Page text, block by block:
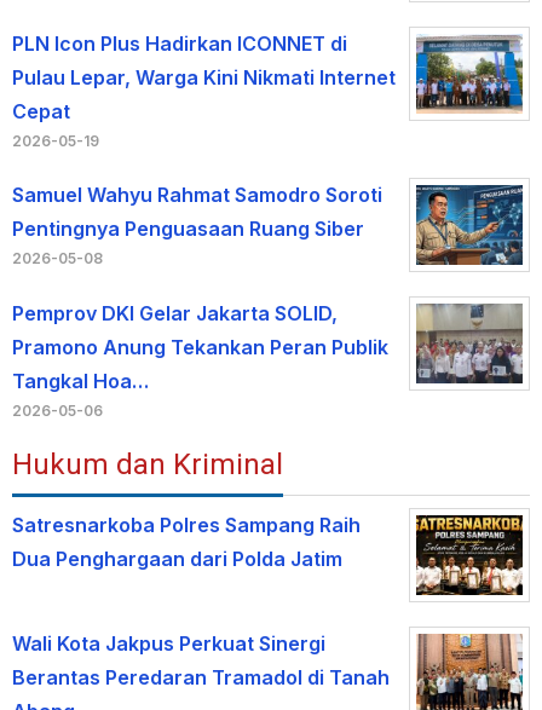
PLN Icon Plus Hadirkan ICONNET di
Pulau Lepar, Warga Kini Nikmati Internet
Cepat
2026-05-19
Samuel Wahyu Rahmat Samodro Soroti
Pentingnya Penguasaan Ruang Siber
2026-05-08
Pemprov DKI Gelar Jakarta SOLID,
Pramono Anung Tekankan Peran Publik
Tangkal Hoa…
2026-05-06
Hukum dan Kriminal
Satresnarkoba Polres Sampang Raih
Dua Penghargaan dari Polda Jatim
Wali Kota Jakpus Perkuat Sinergi
Berantas Peredaran Tramadol di Tanah